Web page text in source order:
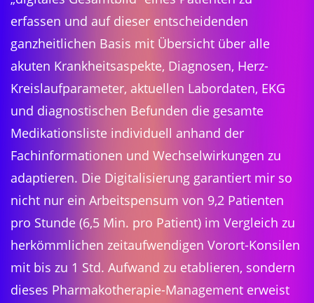
erfassen und auf dieser entscheidenden
ganzheitlichen Basis mit Übersicht über alle
akuten Krankheitsaspekte, Diagnosen, Herz-
Kreislaufparameter, aktuellen Labordaten, EKG
und diagnostischen Befunden die gesamte
Medikationsliste individuell anhand der
Fachinformationen und Wechselwirkungen zu
adaptieren. Die Digitalisierung garantiert mir so
nicht nur ein Arbeitspensum von 9,2 Patienten
pro Stunde (6,5 Min. pro Patient) im Vergleich zu
herkömmlichen zeitaufwendigen Vorort-Konsilen
mit bis zu 1 Std. Aufwand zu etablieren, sondern
dieses Pharmakotherapie-Management erweist